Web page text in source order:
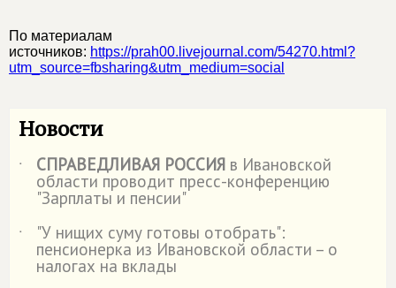
По материалам
источников: https://prah00.livejournal.com/54270.html?
utm_source=fbsharing&utm_medium=social
Новости
˙ СПРАВЕДЛИВАЯ РОССИЯ в Ивановской
области проводит пресс-конференцию
"Зарплаты и пенсии"
˙
"У нищих суму готовы отобрать":
пенсионерка из Ивановской области – о
налогах на вклады